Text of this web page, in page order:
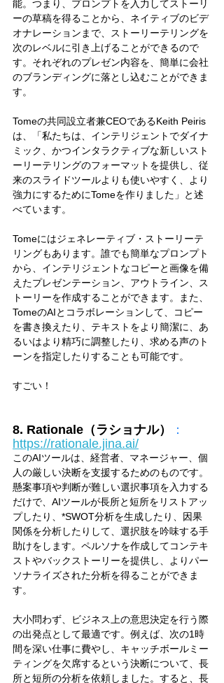
能。つまり、プロンプトを入力してストーリ
ーの草稿を得ることから、ネイティブのビデ
オナレーションまで、ストーリーテリングを
次のレベルに引き上げることができるので
す。それぞれのプレゼン内容を、簡単に会社
のブランディングに落とし込むことができま
す。
Tomeの共同設立者兼CEOであるKeith Peiris
は、「私たちは、インテリジェントでダイナ
ミック、かつインタラクティブな新しいスト
ーリーテリングのフォーマットを提供し、従
来のスライドツールよりも使いやすく、より
強力にするためにTomeを作りました」と述
べています。
Tomeにはジェネレーティブ・ストーリーテ
リングもあります。誰でも簡単なプロンプト
から、インテリジェントなコピーと画像を備
えたプレゼンテーション、アウトライン、ス
トーリーを作成することができます。また、
TomeのAIとコラボレーションして、コピー
を書き換えたり、テキストをより簡潔に、あ
るいはより精巧に調整したり、求める声のト
ーンを指定したりすることも可能です。
すごい！
8. Rationale（ラショナル）
：
https://rationale.jina.ai/
このAIツールは、経営者、マネージャー、個
人の厳しい決断を支援するためのものです。
懸案事項や判断が難しい選択事項を入力する
だけで、AIツールが長所と短所をリストアッ
プしたり、*SWOT分析を生成したり、因果
関係を分析したりして、選択肢を吟味する手
助けをします。ペルソナを作成してコンテキ
ストやバックストーリーを提供し、よりパー
ソナライズされた分析を得ることができま
す。
大小問わず、ビジネス上の意思決定を行う際
の出発点として最適です。例えば、次の1時
間を深い仕事に費やし、キャッチボールミー
ティングを欠席するという決断について、長
所と短所の分析を依頼しました。すると、長